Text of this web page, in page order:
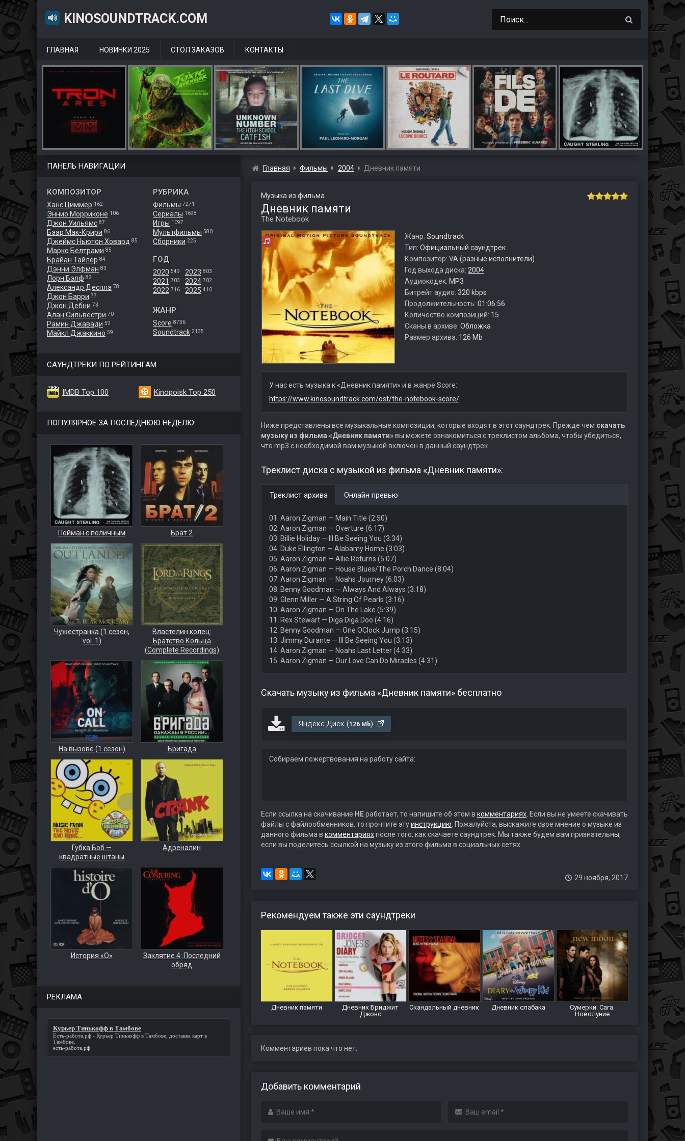
KINOSOUNDTRACK.COM
ГЛАВНАЯ НОВИНКИ 2025 СТОЛ ЗАКАЗОВ КОНТАКТЫ
ПАНЕЛЬ НАВИГАЦИИ
КОМПОЗИТОР
Ханс Циммер 162
Эннио Морриконе 106
Джон Уильямс 87
Бэар Мак-Крири 86
Джеймс Ньютон Ховард 85
Марко Белтрами 85
Брайан Тайлер 84
Дэнни Элфман 83
Лорн Бэлф 82
Александр Деспла 78
Джон Барри 77
Джон Дебни 73
Алан Сильвестри 70
Рамин Джавади 59
Майкл Джаккино 59
РУБРИКА
Фильмы 7271
Сериалы 1698
Игры 1097
Мультфильмы 580
Сборники 225
ГОД
2020 549
2021 703
2022 716
2023 803
2024 702
2025 410
ЖАНР
Score 8736
Soundtrack 2135
САУНДТРЕКИ ПО РЕЙТИНГАМ
IMDB Top 100 Kinopoisk Top 250
ПОПУЛЯРНОЕ ЗА ПОСЛЕДНЮЮ НЕДЕЛЮ:
Пойман с поличным Брат 2
Чужестранка (1 сезон,
vol. 1)
Властелин колец:
Братство Кольца
(Complete Recordings)
На вызове (1 сезон) Бригада
Губка Боб —
квадратные штаны
Адреналин
История «О»
Заклятие 4: Последний
обряд
РЕКЛАМА
Курьер Тинькофф в Тамбове
Есть-работа.рф - Курьер Тинькофф в Тамбове, доставка карт в
Тамбове.
есть-работа.рф
Главная Фильмы 2004 Дневник памяти
Музыка из фильма
Дневник памяти
The Notebook
Жанр: Soundtrack
Тип: Официальный саундтрек
Композитор: VA (разные исполнители)
Год выхода диска: 2004
Аудиокодек: MP3
Битрейт аудио: 320 kbps
Продолжительность: 01:06:56
Количество композиций: 15
Сканы в архиве: Обложка
Размер архива: 126 Mb
У нас есть музыка к «Дневник памяти» и в жанре Score:
https://www.kinosoundtrack.com/ost/the-notebook-score/
Ниже представлены все музыкальные композиции, которые входят в этот саундтрек. Прежде чем скачать
музыку из фильма «Дневник памяти»вы можете ознакомиться с треклистом альбома, чтобы убедиться,
что mp3 с необходимой вам музыкой включен в данный саундтрек.
Треклист диска с музыкой из фильма «Дневник памяти»:
Треклист архива Онлайн превью
01. Aaron Zigman — Main Title (2:50)
02. Aaron Zigman — Overture (6:17)
03. Billie Holiday — Ill Be Seeing You (3:34)
04. Duke Ellington — Alabamy Home (3:03)
05. Aaron Zigman — Allie Returns (5:07)
06. Aaron Zigman — House Blues/The Porch Dance (8:04)
07. Aaron Zigman — Noahs Journey (6:03)
08. Benny Goodman — Always And Always (3:18)
09. Glenn Miller — A String Of Pearls (3:16)
10. Aaron Zigman — On The Lake (5:39)
11. Rex Stewart — Diga Diga Doo (4:16)
12. Benny Goodman — One OClock Jump (3:15)
13. Jimmy Durante — Ill Be Seeing You (3:13)
14. Aaron Zigman — Noahs Last Letter (4:33)
15. Aaron Zigman — Our Love Can Do Miracles (4:31)
Скачать музыку из фильма «Дневник памяти» бесплатно
Яндекс.Диск (126 Mb)
Собираем пожертвования на работу сайта:
Если ссылка на скачивание НЕработает, то напишите об этом в комментариях. Если вы не умеете скачивать
файлы с файлообменников, то прочтите этуинструкцию . Пожалуйста, выскажите свое мнение о музыке из
данного фильма в комментарияхпосле того, как скачаете саундтрек. Мы также будем вам признательны,
если вы поделитесь ссылкой на музыку из этого фильма в социальных сетях.
29 ноября, 2017
Рекомендуем также эти саундтреки
Дневник памяти
Дневник Бриджит
Джонс
Скандальный дневник Дневник слабака
Сумерки. Сага.
Новолуние
Комментариев пока что нет.
Добавить комментарий